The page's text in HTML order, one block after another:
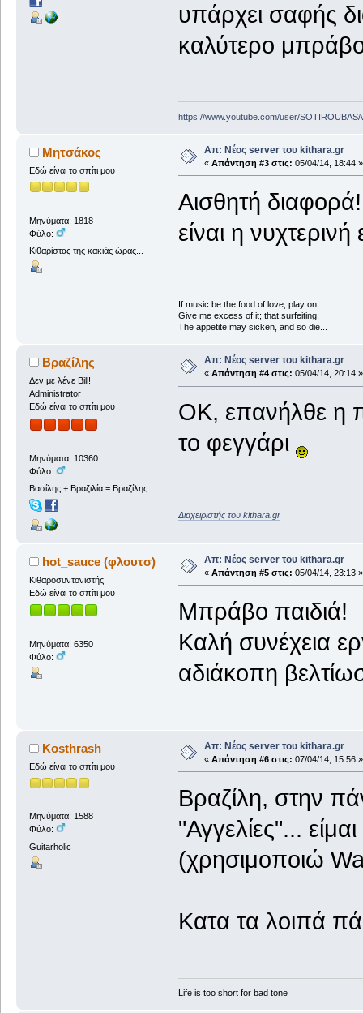
υπάρχει σαφής
καλύτερο
https://www.youtube.com/user/SOTIROUBAS/
Μητσάκος
Εδώ είναι το σπίτι μου
Μηνύματα: 1818
Φύλο:
Κιθαρίστας της κακιάς ώρας...
Απ: Νέος server του kithara.gr
« Απάντηση #3 στις: 05/04/14, 18:44 »
Aισθητή
είναι η
If music be the food of love, play on,
Give me excess of it; that surfeiting,
The appetite may sicken, and so die...
Βραζίλης
Δεν με λένε Bill!
Administrator
Εδώ είναι το σπίτι μου
Μηνύματα: 10360
Φύλο:
Βασίλης + Βραζιλία = Βραζίλης
Απ: Νέος server του kithara.gr
« Απάντηση #4 στις: 05/04/14, 20:14 »
OK, επανήλθε η
το φεγγάρι
Διαχειριστής του kithara.gr
hot_sauce (φλουτσ)
Κιθαροσυντονιστής
Εδώ είναι το σπίτι μου
Μηνύματα: 6350
Φύλο:
Απ: Νέος server του kithara.gr
« Απάντηση #5 στις: 05/04/14, 23:13 »
Μπράβο παιδιά!
Καλή συνέχεια
αδιάκοπη
Kosthrash
Εδώ είναι το σπίτι μου
Μηνύματα: 1588
Φύλο:
Guitarholic
Απ: Νέος server του kithara.gr
« Απάντηση #6 στις: 07/04/14, 15:56 »
Βραζίλη, στην
"Αγγελίες"...
(χρησιμοποιώ
Κατα τα λοιπά
Life is too short for bad tone